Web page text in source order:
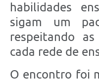
habilidades
sigam um
respeitando
cada rede de
O encontro foi